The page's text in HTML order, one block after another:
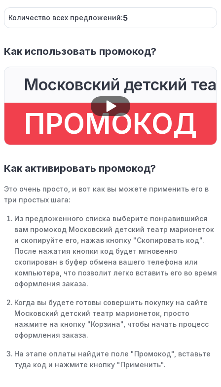
Количество всех предложений:5
Как использовать промокод?
Московский детский
ПРОМОКОД
Как активировать промокод?
Это очень просто, и вот как вы можете применить его в
три простых шага:
Из предложенного списка выберите понравившийся
вам промокод Московский детский театр марионеток
и скопируйте его, нажав кнопку "Скопировать код".
После нажатия кнопки код будет мгновенно
скопирован в буфер обмена вашего телефона или
компьютера, что позволит легко вставить его во время
оформления заказа.
Когда вы будете готовы совершить покупку на сайте
Московский детский театр марионеток, просто
нажмите на кнопку "Корзина", чтобы начать процесс
оформления заказа.
На этапе оплаты найдите поле "Промокод", вставьте
туда код и нажмите кнопку "Применить".